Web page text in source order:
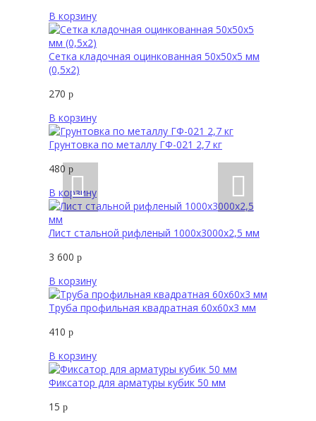
В корзину
Сетка кладочная оцинкованная 50х50х5 мм
(0,5х2)
270 р
В корзину
Грунтовка по металлу ГФ-021 2,7 кг
480 р
В корзину
Лист стальной рифленый 1000х3000х2,5 мм
3 600 р
В корзину
Труба профильная квадратная 60х60х3 мм
410 р
В корзину
Фиксатор для арматуры кубик 50 мм
15 р